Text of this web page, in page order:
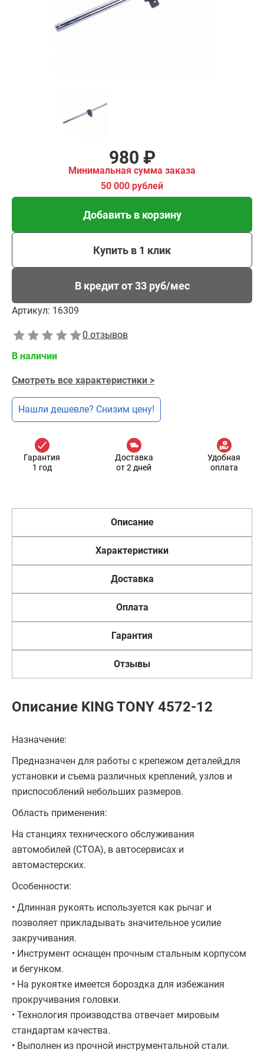
980 ₽
Минимальная сумма заказа
50 000 рублей
Добавить в корзину
Купить в 1 клик
В кредит от 33 руб/мес
Артикул: 16309
0 отзывов
В наличии
Смотреть все характеристики >
Нашли дешевле? Снизим цену!
Гарантия
1 год
Доставка
от 2 дней
Удобная
оплата
Описание
Характеристики
Доставка
Оплата
Гарантия
Отзывы
Описание KING TONY 4572-12
Назначение:
Предназначен для работы с крепежом деталей,для
установки и съема различных креплений, узлов и
приспособлений небольших размеров.
Область применения:
На станциях технического обслуживания
автомобилей (СТОА), в автосервисах и
автомастерских.
Особенности:
• Длинная рукоять используется как рычаг и
позволяет прикладывать значительное усилие
закручивания.
• Инструмент оснащен прочным стальным корпусом
и бегунком.
• На рукоятке имеется бороздка для избежания
прокручивания головки.
• Технология производства отвечает мировым
стандартам качества.
• Выполнен из прочной инструментальной стали.
Добавить в корзину
В кредит от 33 руб/мес